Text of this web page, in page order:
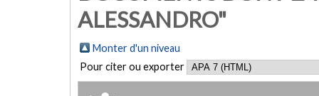
ALESSANDRO"
Monter d'un niveau
Pour citer ou exporter